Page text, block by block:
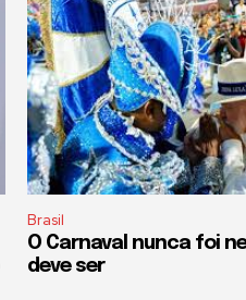
Brasil
O Carnaval nunca foi
deve ser